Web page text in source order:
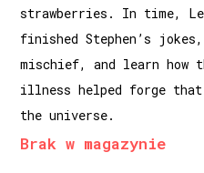
strawberries. In time,
finished Stephen’s
mischief, and learn how
illness helped forge that
the universe.
Brak w magazynie